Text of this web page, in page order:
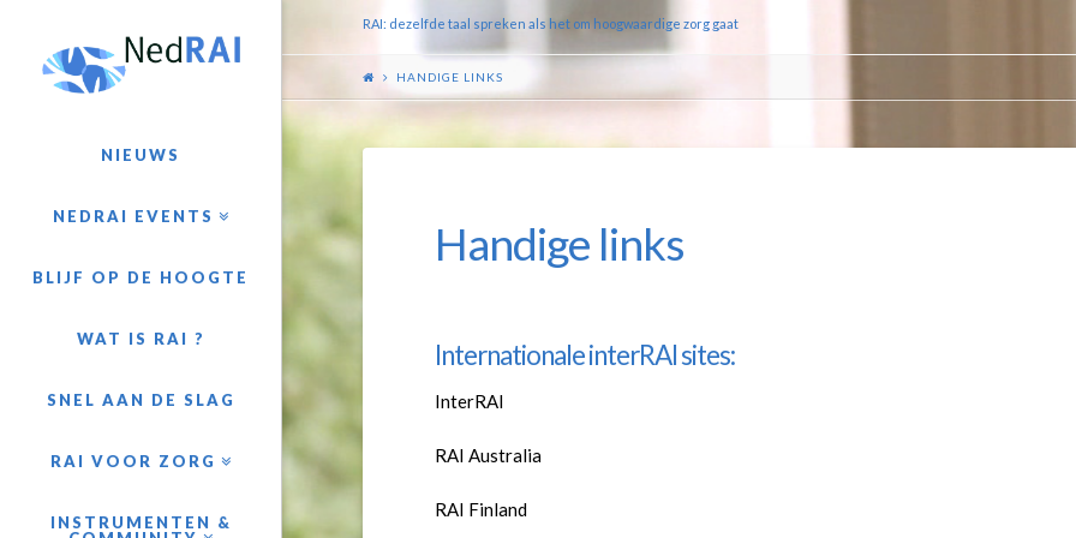
RAI: dezelfde taal spreken als het om hoogwaardige zorg gaat
NIEUWS
NEDRAI EVENTS
BLIJF OP DE HOOGTE
WAT IS RAI ?
SNEL AAN DE SLAG
RAI VOOR ZORG
INSTRUMENTEN &
HANDIGE LINKS
Handige links
Internationale interRAI sites:
InterRAI
RAI Australia
RAI Finland